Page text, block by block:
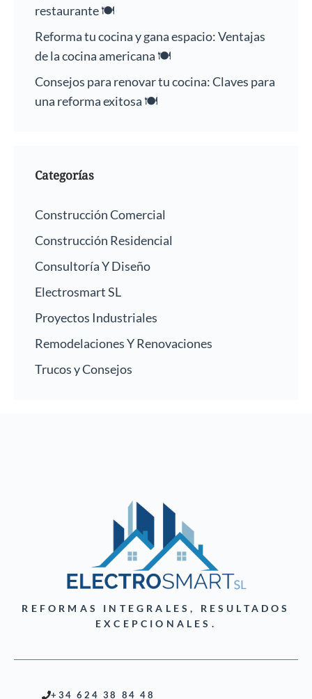
restaurante 🍽️
Reforma tu cocina y gana espacio: Ventajas
de la cocina americana 🍽️
Consejos para renovar tu cocina: Claves para
una reforma exitosa 🍽️
Categorías
Construcción Comercial
Construcción Residencial
Consultoría Y Diseño
Electrosmart SL
Proyectos Industriales
Remodelaciones Y Renovaciones
Trucos y Consejos
REFORMAS INTEGRALES, RESULTADOS
EXCEPCIONALES.
+34 624 38 84 48